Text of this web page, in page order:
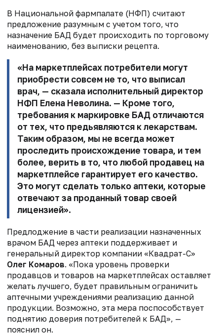
В Национальной фармпалате (НФП) считают
предложение разумным с учетом того, что
назначение БАД будет происходить по торговому
наименованию, без выписки рецепта.
«На маркетплейсах потребители могут
приобрести совсем не то, что выписал
врач, — сказала исполнительный директор
НФП Елена Неволина. — Кроме того,
требования к маркировке БАД отличаются
от тех, что предьявляются к лекарствам.
Таким образом, мы не всегда может
проследить происхождение товара, и тем
более, верить в то, что любой продавец на
маркетплейсе гарантирует его качество.
Это могут сделать только аптеки, которые
отвечают за проданный товар своей
лицензией».
Предлоджение в части реализации назначенных
врачом БАД через аптеки поддерживает и
генеральный директор компании «Квадрат-С»
Олег Комаров. «Пока уровень проверки
продавцов и товаров на маркетплейсах оставляет
желать лучшего, будет правильным ограничить
аптечными учреждениями реализацию данной
продукции. Возможно, эта мера поспособствует
поднятию доверия потребителей к БАД», —
пояснил он.